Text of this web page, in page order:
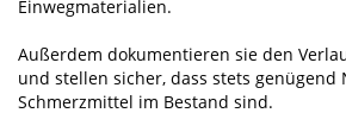
Einwegmaterialien.
Außerdem dokumentieren sie den
und stellen sicher, dass stets genügend
Schmerzmittel im Bestand sind.